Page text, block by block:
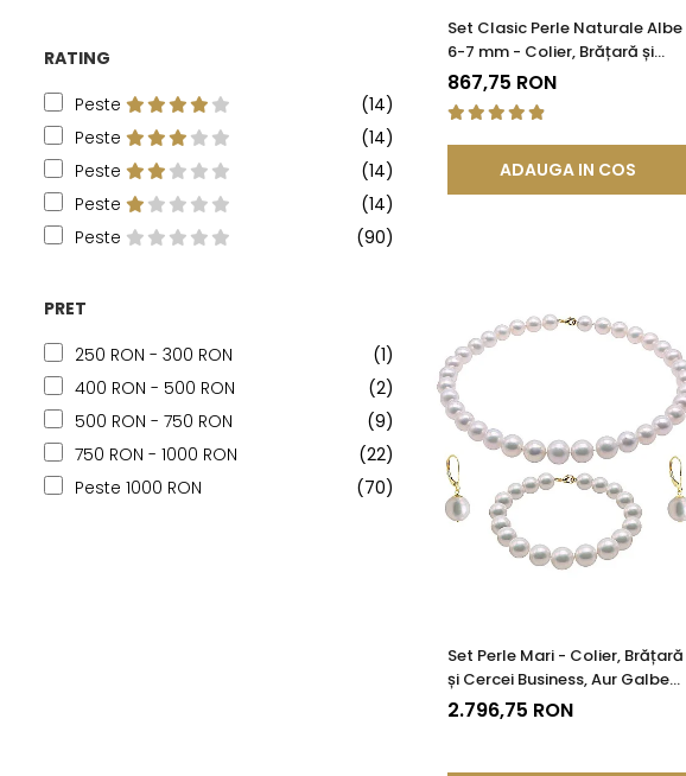
RATING
Peste
(14)
Peste
(14)
Peste
(14)
Peste
(14)
Peste
(90)
PRET
250 RON - 300 RON
(1)
400 RON - 500 RON
(2)
500 RON - 750 RON
(9)
750 RON - 1000 RON
(22)
Peste 1000 RON
(70)
Set Clasic Perle Naturale Albe
6-7 mm - Colier, Brățară și
Cercei, Argint 925 | KASKADDA®
867,75 RON
ADAUGA IN COS
Set Perle Mari - Colier, Brățară
și Cercei Business, Aur Galben
14K, Perle Albe Premium 8,5-9,5
2.796,75 RON